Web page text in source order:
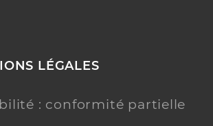
LÉGALES
: conformité partielle